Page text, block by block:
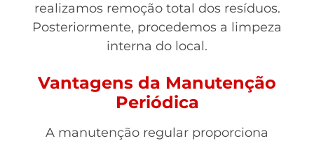
realizamos remoção total dos resíduos.
Posteriormente, procedemos a limpeza
interna do local.
Vantagens da Manutenção
Periódica
A manutenção regular proporciona